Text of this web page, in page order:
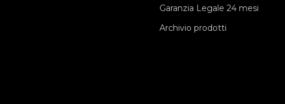
Garanzia Legale 24 mesi
Archivio prodotti